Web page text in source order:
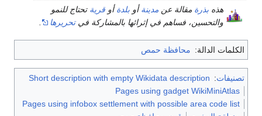
هذه بذرة مقالة عن مدينة أو بلدة أو قرية تحتاج للنمو
والتحسين، فساهم في إثرائها بالمشاركة فيتحريرها
الكلمات الدالة: محافظة حمص
تصنيفات:
Short description with empty Wikidata description
Pages using gadget WikiMiniAtlas
Pages using infobox settlement with possible area code list